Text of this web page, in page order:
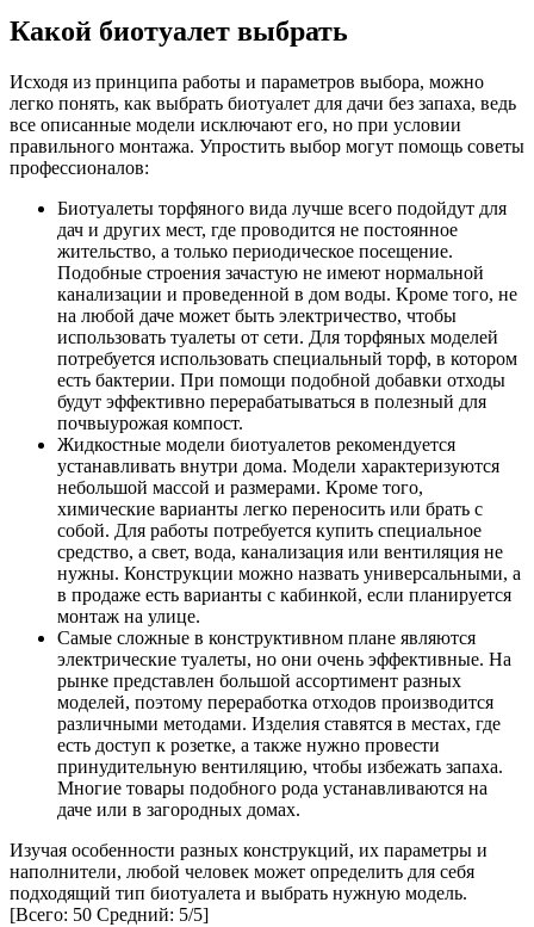
Какой биотуалет выбрать
Исходя из принципа работы и параметров выбора, можно
легко понять, как выбрать биотуалет для дачи без запаха, ведь
все описанные модели исключают его, но при условии
правильного монтажа. Упростить выбор могут помощь советы
профессионалов:
Биотуалеты торфяного вида лучше всего подойдут для
дач и других мест, где проводится не постоянное
жительство, а только периодическое посещение.
Подобные строения зачастую не имеют нормальной
канализации и проведенной в дом воды. Кроме того, не
на любой даче может быть электричество, чтобы
использовать туалеты от сети. Для торфяных моделей
потребуется использовать специальный торф, в котором
есть бактерии. При помощи подобной добавки отходы
будут эффективно перерабатываться в полезный для
почвыурожая компост.
Жидкостные модели биотуалетов рекомендуется
устанавливать внутри дома. Модели характеризуются
небольшой массой и размерами. Кроме того,
химические варианты легко переносить или брать с
собой. Для работы потребуется купить специальное
средство, а свет, вода, канализация или вентиляция не
нужны. Конструкции можно назвать универсальными, а
в продаже есть варианты с кабинкой, если планируется
монтаж на улице.
Самые сложные в конструктивном плане являются
электрические туалеты, но они очень эффективные. На
рынке представлен большой ассортимент разных
моделей, поэтому переработка отходов производится
различными методами. Изделия ставятся в местах, где
есть доступ к розетке, а также нужно провести
принудительную вентиляцию, чтобы избежать запаха.
Многие товары подобного рода устанавливаются на
даче или в загородных домах.
Изучая особенности разных конструкций, их параметры и
наполнители, любой человек может определить для себя
подходящий тип биотуалета и выбрать нужную модель.
[Всего: 50 Средний: 5/5]